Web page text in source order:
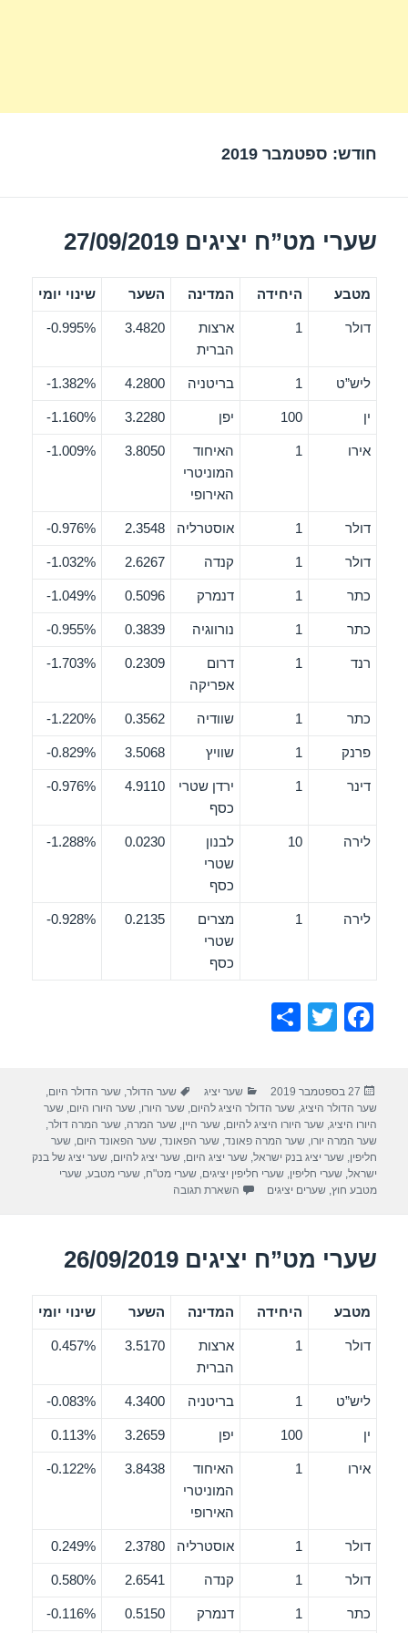
חודש: ספטמבר 2019
שערי מט”ח יציגים 27/09/2019
מטבע היחידה המדינה השער שינוי יומי
דולר 1
ארצות
הברית
3.4820
0.995%-
ליש”ט 1 בריטניה 4.2800
1.382%-
ין 100 יפן 3.2280
1.160%-
אירו 1
האיחוד
המוניטרי
האירופי
3.8050
1.009%-
דולר 1 אוסטרליה 2.3548
0.976%-
דולר 1 קנדה 2.6267
1.032%-
כתר 1 דנמרק 0.5096
1.049%-
כתר 1 נורווגיה 0.3839
0.955%-
רנד 1
דרום
אפריקה
0.2309
1.703%-
כתר 1 שוודיה 0.3562
1.220%-
פרנק 1 שוויץ 3.5068
0.829%-
דינר 1
ירדן שטרי
כסף
4.9110
0.976%-
לירה 10
לבנון
שטרי
כסף
0.0230
1.288%-
לירה 1
מצרים
שטרי
כסף
0.2135
0.928%-
F
e
b
o
o
T
er
e
פורסם
בתאריך
27 בספטמבר 2019 קטגוריות
שער יציג תגיות
שער הדולר,שער הדולר היום,
שער הדולר היציג,שער הדולר היציג להיום,שער היורו,שער היורו היום,שער
היורו היציג,שער היורו היציג להיום,שער היין,שער המרה,שער המרה דולר,
שער המרה יורו,שער המרה פאונד,שער הפאונד,שער הפאונד היום,שער
חליפין,שער יציג בנק ישראל,שער יציג היום,שער יציג להיום,שער יציג של בנק
ישראל,שערי חליפין,שערי חליפין יציגים,שערי מט"ח,שערי מטבע,שערי
מטבע חוץ,שערים יציגים השארת תגובה
שערי מט”ח יציגים 26/09/2019
מטבע היחידה המדינה השער שינוי יומי
דולר 1
ארצות
הברית
3.5170
0.457%
ליש”ט 1 בריטניה 4.3400
0.083%-
ין 100 יפן 3.2659
0.113%
אירו 1
האיחוד
המוניטרי
האירופי
3.8438
0.122%-
דולר 1 אוסטרליה 2.3780
0.249%
דולר 1 קנדה 2.6541
0.580%
כתר 1 דנמרק 0.5150
0.116%-